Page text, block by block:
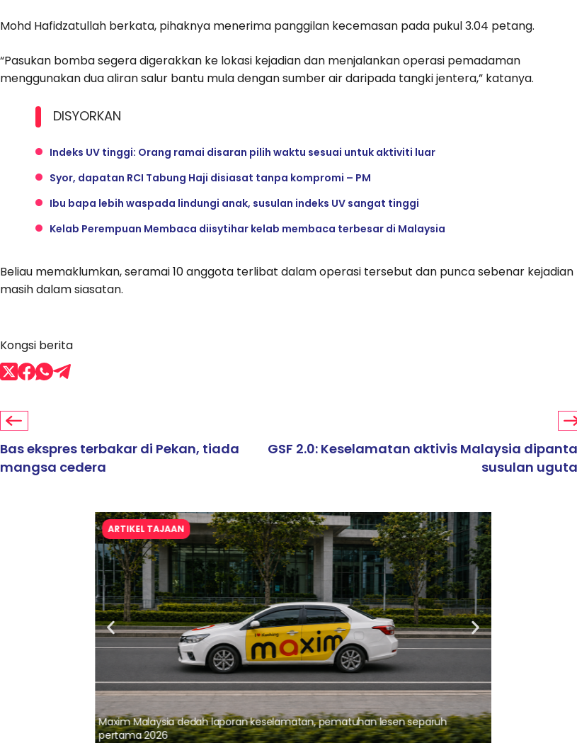
Mohd Hafidzatullah berkata, pihaknya menerima panggilan kecemasan pada pukul 3.04 petang.
“Pasukan bomba segera digerakkan ke lokasi kejadian dan menjalankan operasi pemadaman
menggunakan dua aliran salur bantu mula dengan sumber air daripada tangki jentera,” katanya.
DISYORKAN
Indeks UV tinggi: Orang ramai disaran pilih waktu sesuai untuk aktiviti luar
Syor, dapatan RCI Tabung Haji disiasat tanpa kompromi – PM
Ibu bapa lebih waspada lindungi anak, susulan indeks UV sangat tinggi
Kelab Perempuan Membaca diisytihar kelab membaca terbesar di Malaysia
Beliau memaklumkan, seramai 10 anggota terlibat dalam operasi tersebut dan punca sebenar kejadian
masih dalam siasatan.
Kongsi berita
Bas ekspres terbakar di Pekan, tiada
mangsa cedera
GSF 2.0: Keselamatan aktivis Malaysia
susulan
ARTIKEL TAJAAN
Maxim Malaysia dedah laporan keselamatan, pematuhan lesen separuh
pertama 2026
Ajinomoto
aminoVITAL®